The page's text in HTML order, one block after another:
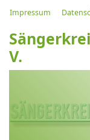
Impressum
V.